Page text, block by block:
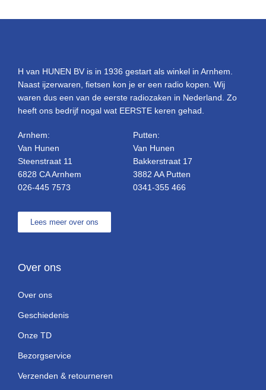
H van HUNEN BV is in 1936 gestart als winkel in Arnhem.
Naast ijzerwaren, fietsen kon je er een radio kopen. Wij
waren dus een van de eerste radiozaken in Nederland. Zo
heeft ons bedrijf nogal wat EERSTE keren gehad.
Arnhem:
Van Hunen
Steenstraat 11
6828 CA Arnhem
026-445 7573
Putten:
Van Hunen
Bakkerstraat 17
3882 AA Putten
0341-355 466
Lees meer over ons
Over ons
Over ons
Geschiedenis
Onze TD
Bezorgservice
Verzenden & retourneren